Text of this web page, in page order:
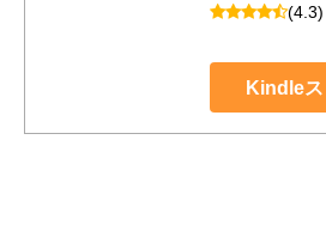
Kindle